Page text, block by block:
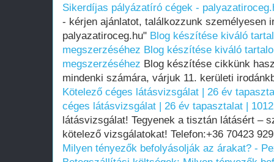
Sikerdíjas pályázatíró cégek -
- kérjen ajánlatot, találkozzunk személyesen
palyazatiroceg.hu" Blog készítése kiváló
megszerzéséhez Blog készítése kiváló
megszerzéséhez Blog készítése cikkünk
mindenki számára, várjuk 11. kerületi
Kötelező céges látásvizsgálat | 26 év
céges látásvizsgálat | 26 év tapasztalat |
látásvizsgálat! Tegyenek a tisztán látásért –
kötelező vizsgálatokat! Telefon:+36 70423
Milyen tényezők befolyásolják az árakat? -